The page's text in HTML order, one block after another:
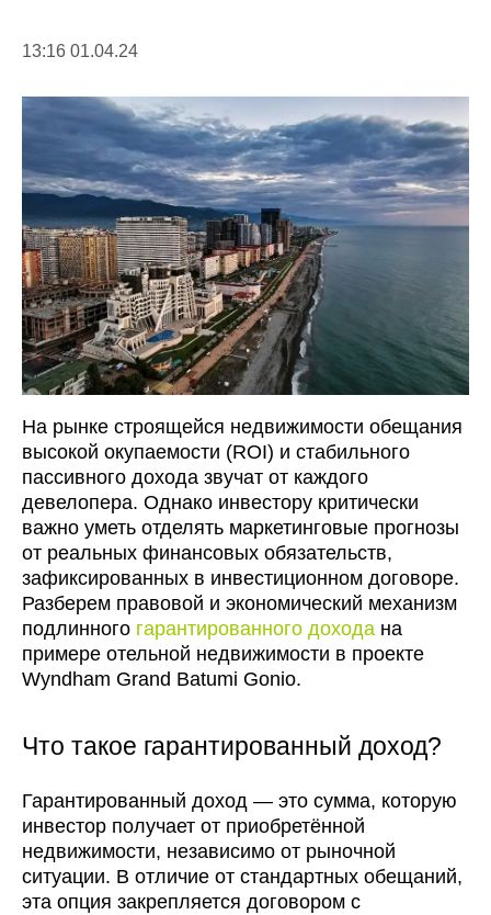
13:16 01.04.24
На рынке строящейся недвижимости обещания
высокой окупаемости (ROI) и стабильного
пассивного дохода звучат от каждого
девелопера. Однако инвестору критически
важно уметь отделять маркетинговые прогнозы
от реальных финансовых обязательств,
зафиксированных в инвестиционном договоре.
Разберем правовой и экономический механизм
подлинного гарантированного дохода на
примере отельной недвижимости в проекте
Wyndham Grand Batumi Gonio.
Что такое гарантированный доход?
Гарантированный доход — это сумма, которую
инвестор получает от приобретённой
недвижимости, независимо от рыночной
ситуации. В отличие от стандартных обещаний,
эта опция закрепляется договором с